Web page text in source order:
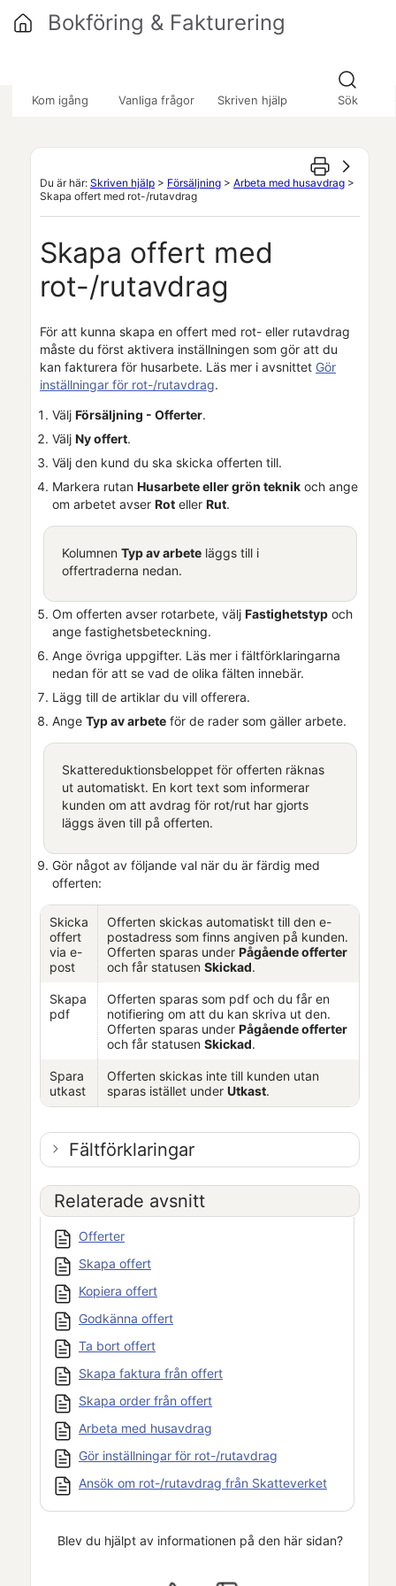
Kom igång Vanliga frågor Skriven hjälp Sök
Bokföring & Fakturering
Du är här: Skriven hjälp > Försäljning > Arbeta med husavdrag >
Skapa offert med rot-/rutavdrag
Skapa offert med
rot-/rutavdrag
För att kunna skapa en offert med rot- eller rutavdrag
måste du först aktivera inställningen som gör att du
kan fakturera för husarbete. Läs mer i avsnittet Gör
inställningar för rot-/rutavdrag.
Välj Försäljning - Offerter.
Välj Ny offert.
Välj den kund du ska skicka offerten till.
Markera rutan Husarbete eller grön teknik och ange
om arbetet avser Rot eller Rut.
Kolumnen Typ av arbeteläggs till i
offertraderna nedan.
Om offerten avser rotarbete, välj Fastighetstyp och
ange fastighetsbeteckning.
Ange övriga uppgifter. Läs mer i fältförklaringarna
nedan för att se vad de olika fälten innebär.
Lägg till de artiklar du vill offerera.
Ange Typ av arbete för de rader som gäller arbete.
Skattereduktionsbeloppet för offerten räknas
ut automatiskt. En kort text som informerar
kunden om att avdrag för rot/rut har gjorts
läggs även till på offerten.
Gör något av följande val när du är färdig med
offerten:
Skicka
offert
via e-
post
Offerten skickas automatiskt till den e-
postadress som finns angiven på kunden.
Offerten sparas under Pågående offerter
och får statusen Skickad.
Skapa
pdf
Offerten sparas som pdf och du får en
notifiering om att du kan skriva ut den.
Offerten sparas under Pågående offerter
och får statusen Skickad.
Spara
utkast
Offerten skickas inte till kunden utan
sparas istället under Utkast.
Fältförklaringar
Relaterade avsnitt
Offerter
Skapa offert
Kopiera offert
Godkänna offert
Ta bort offert
Skapa faktura från offert
Skapa order från offert
Arbeta med husavdrag
Gör inställningar för rot-/rutavdrag
Ansök om rot-/rutavdrag från Skatteverket
Blev du hjälpt av informationen på den här sidan?